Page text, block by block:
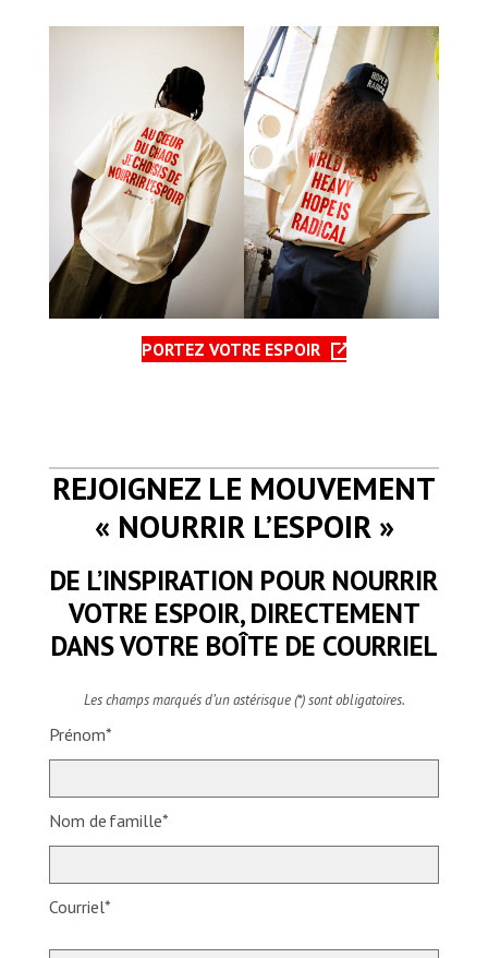
PORTEZ VOTRE ESPOIR
REJOIGNEZ LE MOUVEMENT
« NOURRIR L’ESPOIR »
DE L’INSPIRATION POUR NOURRIR
VOTRE ESPOIR, DIRECTEMENT
DANS VOTRE BOÎTE DE COURRIEL
Les champs marqués d’un astérisque (*) sont obligatoires.
Prénom*
Nom de famille*
Courriel*